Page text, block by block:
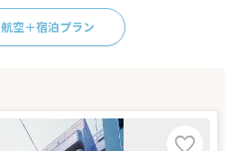
航空＋宿泊プラン